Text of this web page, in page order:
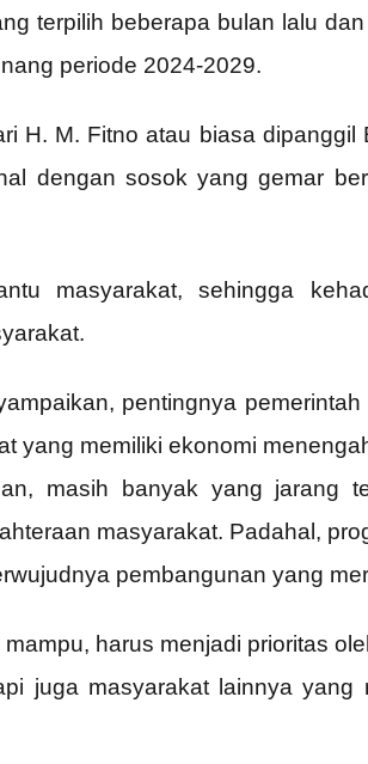
terpilih beberapa bulan lalu
periode 2024-2029.
H. M. Fitno atau biasa dipanggil
dengan sosok yang gemar
masyarakat, sehingga
pentingnya
yang memiliki ekonomi
masih banyak yang jarang
masyarakat. Padahal,
pembangunan yang
harus menjadi prioritas
juga masyarakat lainnya yang